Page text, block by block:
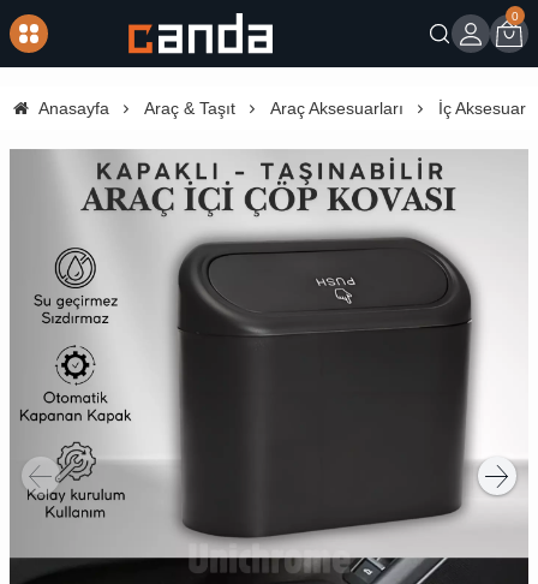
Giriş
0
Anasayfa Araç & Taşıt Araç Aksesuarları İç Aksesuar